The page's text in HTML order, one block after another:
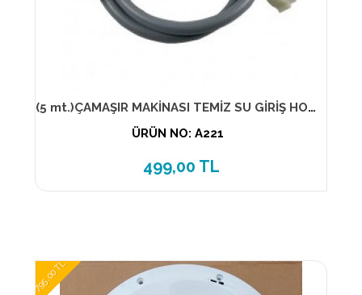
(5 mt.)ÇAMAŞIR MAKİNASI TEMİZ SU GİRİŞ HORTUM ( ELSE )
ÜRÜN NO: A221
499,00 TL
795,00 TL